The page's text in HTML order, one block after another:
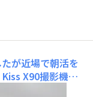
が近場で朝活を
X90撮影機
地へ‼️撮影機